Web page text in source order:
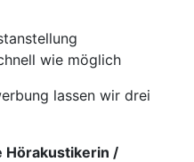
wie möglich
lassen wir drei
Hörakustikerin /